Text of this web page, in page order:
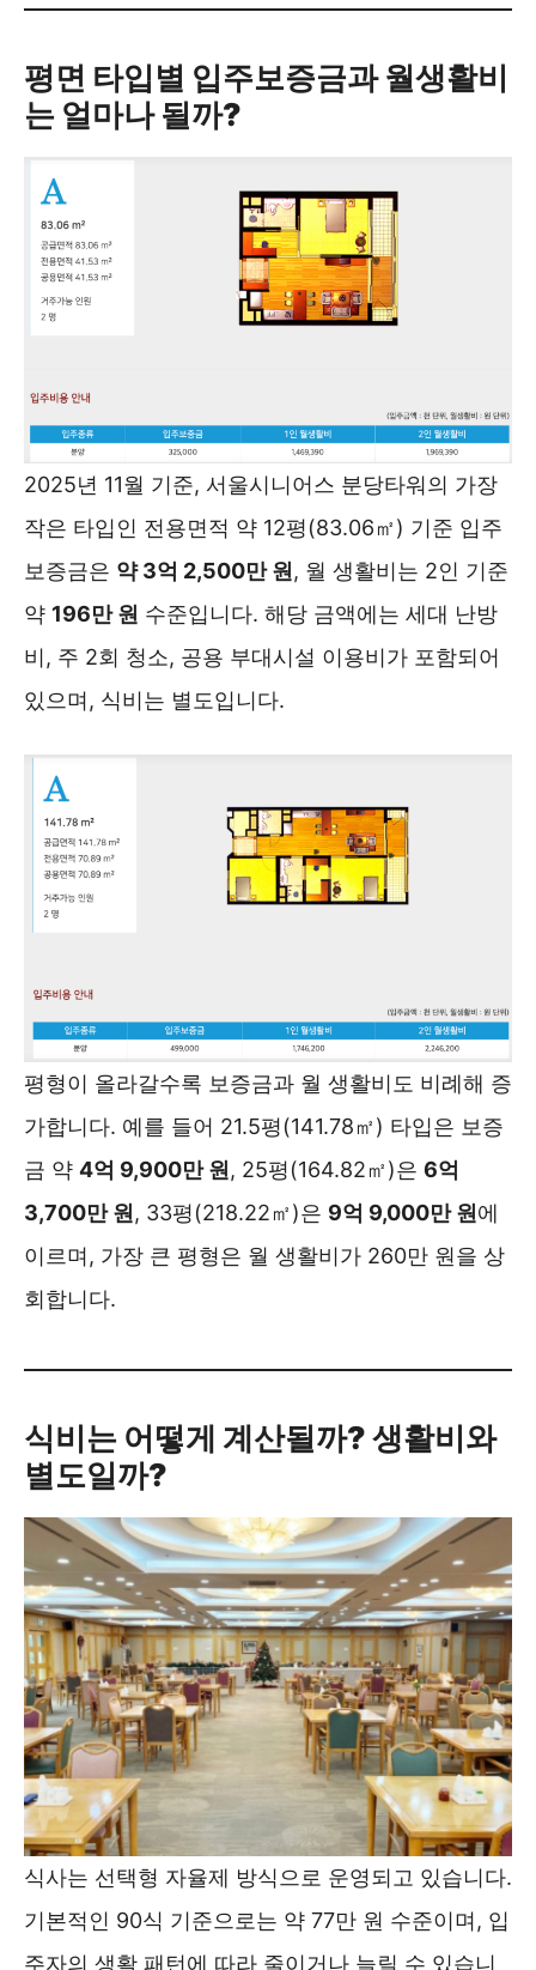
평면 타입별 입주보증금과 월생활비
는 얼마나 될까?
2025년 11월 기준, 서울시니어스 분당타워의 가장
작은 타입인 전용면적 약 12평(83.06㎡) 기준 입주
보증금은 약 3억 2,500만 원, 월 생활비는 2인 기준
약 196만 원 수준입니다. 해당 금액에는 세대 난방
비, 주 2회 청소, 공용 부대시설 이용비가 포함되어
있으며, 식비는 별도입니다.
평형이 올라갈수록 보증금과 월 생활비도 비례해 증
가합니다. 예를 들어 21.5평(141.78㎡) 타입은 보증
금 약 4억 9,900만 원 , 25평(164.82㎡)은 6억
3,700만 원 , 33평(218.22㎡)은 9억 9,000만 원 에
이르며, 가장 큰 평형은 월 생활비가 260만 원을 상
회합니다.
식비는 어떻게 계산될까? 생활비와
별도일까?
식사는 선택형 자율제 방식으로 운영되고 있습니다.
기본적인 90식 기준으로는 약 77만 원 수준이며, 입
주자의 생활 패턴에 따라 줄이거나 늘릴 수 있습니